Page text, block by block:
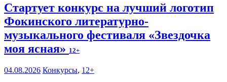
Стартует конкурс на лучший логотип
Фокинского литературно-
музыкального фестиваля «Звездочка
моя ясная» 12+
04.08.2026 Конкурсы, 12+